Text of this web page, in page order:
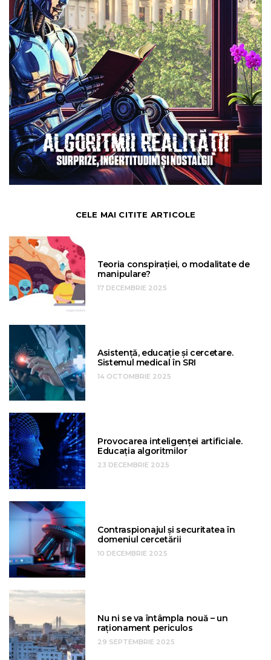
CELE MAI CITITE ARTICOLE
Teoria conspirației, o modalitate de
manipulare?
17 DECEMBRIE 2025
Asistență, educație și cercetare.
Sistemul medical în SRI
14 OCTOMBRIE 2025
Provocarea inteligenței artificiale.
Educația algoritmilor
23 DECEMBRIE 2025
Contraspionajul și securitatea în
domeniul cercetării
10 DECEMBRIE 2025
Nu ni se va întâmpla nouă – un
raționament periculos
29 SEPTEMBRIE 2025